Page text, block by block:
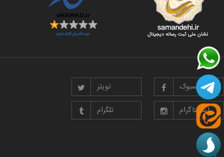
فیسبوک تویتر
اینستاگرام تلگرام